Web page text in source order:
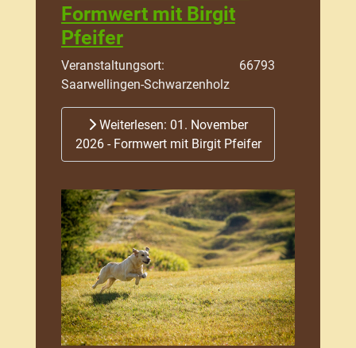
Formwert mit Birgit
Pfeifer
Veranstaltungsort: 66793
Saarwellingen-Schwarzenholz
Weiterlesen: 01. November
2026 - Formwert mit Birgit Pfeifer